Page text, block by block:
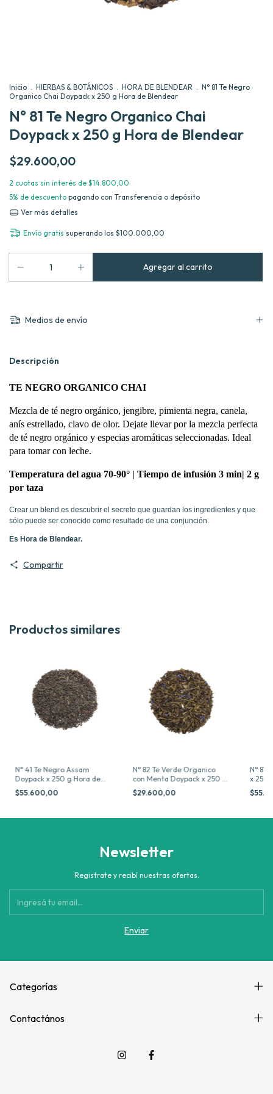
Inicio . HIERBAS & BOTÁNICOS . HORA DE BLENDEAR . N° 81 Te Negro
Organico Chai Doypack x 250 g Hora de Blendear
N° 81 Te Negro Organico Chai
Doypack x 250 g Hora de Blendear
$29.600,00
2 cuotas sin interés de $14.800,00
5% de descuento pagando con Transferencia o depósito
Ver más detalles
Envío gratis superando los $100.000,00
Medios de envío
Descripción
TE NEGRO ORGANICO CHAI
Mezcla de té negro orgánico, jengibre, pimienta negra, canela,
anís estrellado, clavo de olor. Dejate llevar por la mezcla perfecta
de té negro orgánico y especias aromáticas seleccionadas. Ideal
para tomar con leche.
Temperatura del agua 70-90° | Tiempo de infusión 3 min| 2 g
por taza
Crear un blend es descubrir el secreto que guardan los ingredientes y que
sólo puede ser conocido como resultado de una conjunción.
Es Hora de Blendear.
Compartir
Productos similares
N° 41 Te Negro Assam
Doypack x 250 g Hora de
Blendear
$55.600,00
N° 82 Te Verde Organico
con Menta Doypack x 250 g
Hora de Blendear
$29.600,00
N° 87
x 250
Newsletter
Registrate y recibí nuestras ofertas.
Categorías
Contactános